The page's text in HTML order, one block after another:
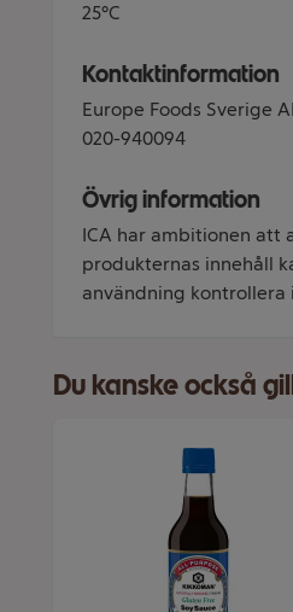
25°C
Kontaktinformation
Europe Foods Sverige
020-940094
Övrig information
ICA har ambitionen att
produkternas innehåll
användning
Du kanske också